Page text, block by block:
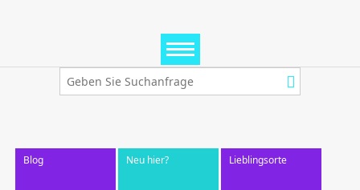
Blog Neu hier? Lieblingsorte